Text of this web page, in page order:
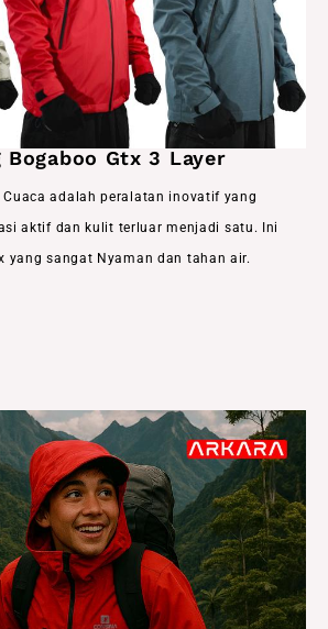
Gtx 3 Layer
Cuaca adalah peralatan inovatif yang
aktif dan kulit terluar menjadi satu. Ini
yang sangat Nyaman dan tahan air.